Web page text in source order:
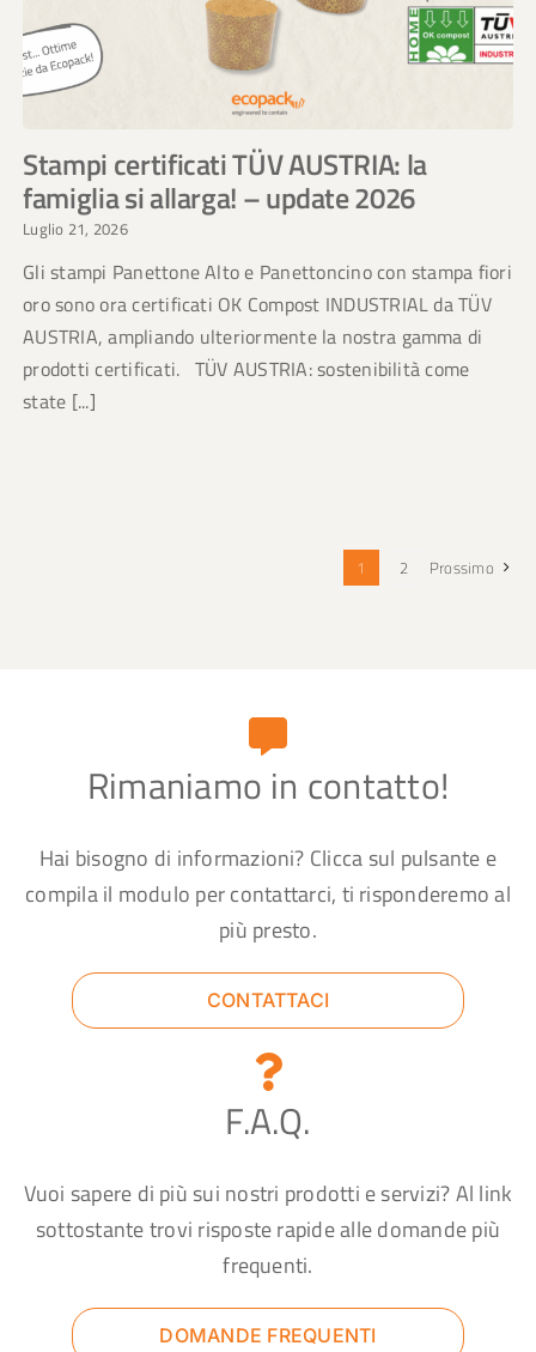
Stampi certificati TÜV AUSTRIA: la
famiglia si allarga! – update 2026
Luglio 21, 2026
Gli stampi Panettone Alto e Panettoncino con stampa fiori
oro sono ora certificati OK Compost INDUSTRIAL da TÜV
AUSTRIA, ampliando ulteriormente la nostra gamma di
prodotti certificati. TÜV AUSTRIA: sostenibilità come
state [...]
1 2 Prossimo
Rimaniamo in contatto!
Hai bisogno di informazioni? Clicca sul pulsante e
compila il modulo per contattarci, ti risponderemo al
più presto.
CONTATTACI
F.A.Q.
Vuoi sapere di più sui nostri prodotti e servizi? Al link
sottostante trovi risposte rapide alle domande più
frequenti.
DOMANDE FREQUENTI